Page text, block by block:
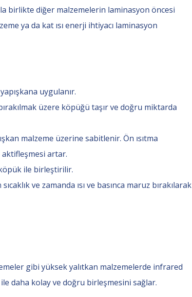
birlikte diğer malzemelerin laminasyon öncesi
ya da kat ısı enerji ihtiyacı laminasyon
uygulanır.
üzere köpüğü taşır ve doğru miktarda
malzeme üzerine sabitlenir. Ön ısıtma
aktifleşmesi artar.
ile birleştirilir.
ve zamanda ısı ve basınca maruz bırakılarak
gibi yüksek yalıtkan malzemelerde infrared
daha kolay ve doğru birleşmesini sağlar.